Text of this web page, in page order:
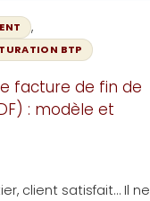
,
BTP
facture de fin de
: modèle et
client satisfait… Il ne